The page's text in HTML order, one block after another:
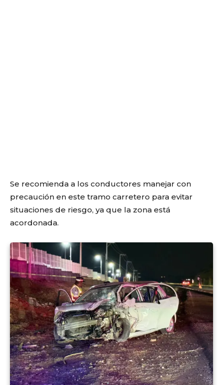
Se recomienda a los conductores manejar con
precaución en este tramo carretero para evitar
situaciones de riesgo, ya que la zona está
acordonada.